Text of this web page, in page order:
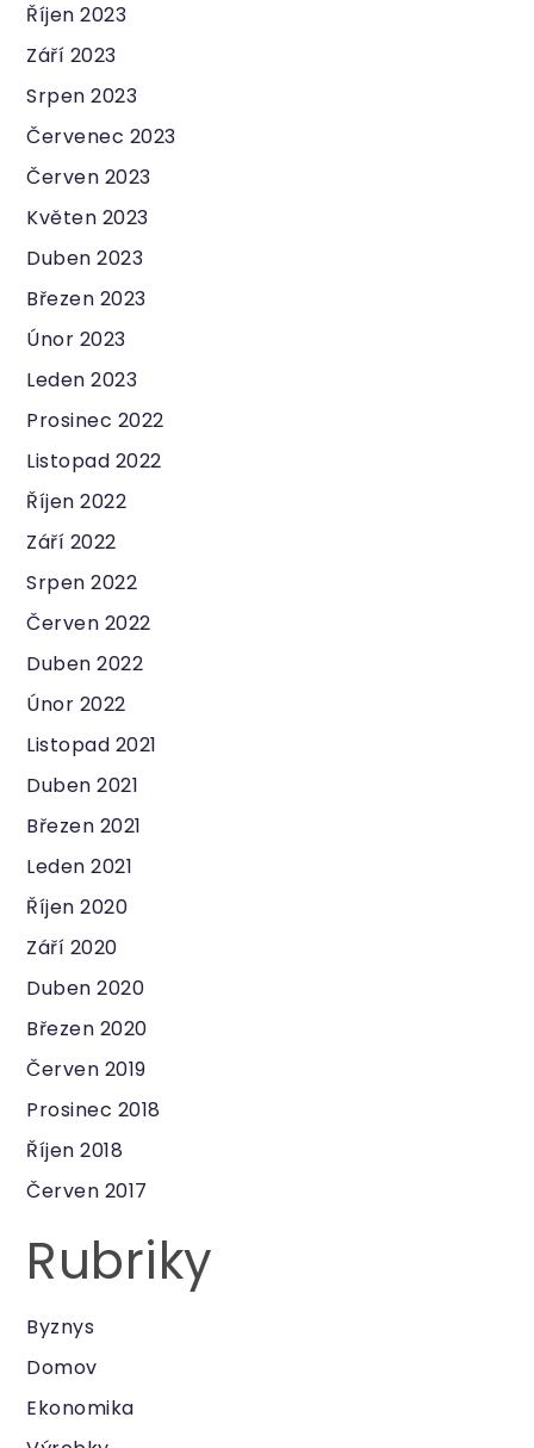
Říjen 2023
Září 2023
Srpen 2023
Červenec 2023
Červen 2023
Květen 2023
Duben 2023
Březen 2023
Únor 2023
Leden 2023
Prosinec 2022
Listopad 2022
Říjen 2022
Září 2022
Srpen 2022
Červen 2022
Duben 2022
Únor 2022
Listopad 2021
Duben 2021
Březen 2021
Leden 2021
Říjen 2020
Září 2020
Duben 2020
Březen 2020
Červen 2019
Prosinec 2018
Říjen 2018
Červen 2017
Rubriky
Byznys
Domov
Ekonomika